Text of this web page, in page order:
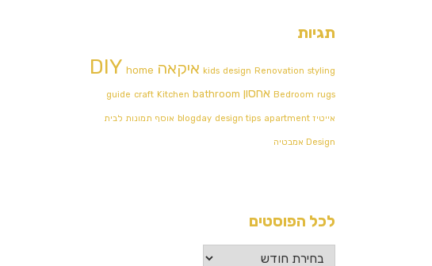
תגיות
kids design Renovation styling איקאה DIY home
Bedroom rugs אחסון guide craft Kitchen bathroom
אייטיז blogday design tips apartment אוסף תמונות לבית
Design אמבטיה
לכל הפוסטים
לכל